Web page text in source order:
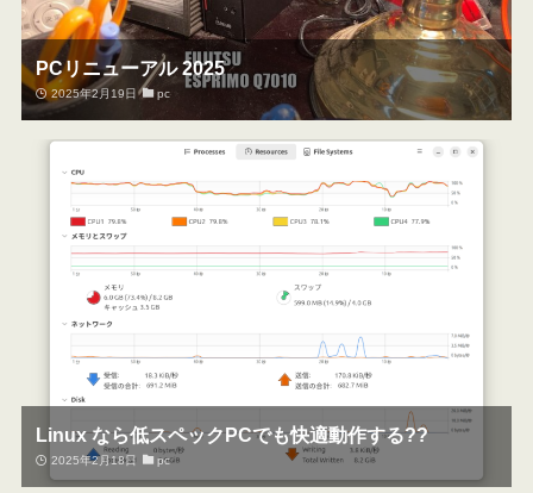
PCリニューアル 2025
2025年2月19日 pc
Linux なら低スペックPCでも快適動作する??
2025年2月18日 pc